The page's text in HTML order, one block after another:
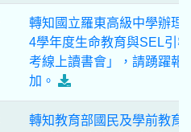
轉知國立羅東高級中學辦理
4學年度生命教育與SEL引
考線上讀書會」，請踴躍報
加。
轉知教育部國民及學前教育